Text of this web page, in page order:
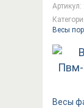
Весы
Весы